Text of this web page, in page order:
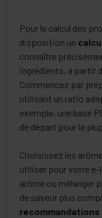
Pour le calcul des
disposition un
connaître
ingrédients, à partir
Commencez par
utilisant un ratio
exemple, une base
de départ pour la
Choisissez les
utiliser pour votre e-
arôme ou mélanger
de saveur plus